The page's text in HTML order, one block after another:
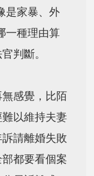
是家暴、外
一種理由算
判斷。
感覺，比陌
以維持夫妻
請離婚失敗
都要看個案